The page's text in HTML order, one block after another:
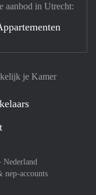
je Kamer
Nederland
nep-accounts
aanbod in Utrecht: